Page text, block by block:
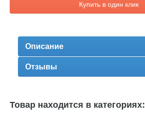
Купить в один клик
Описание
Отзывы
Товар находится в категориях: